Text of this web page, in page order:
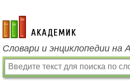
academic.ru
Словари и энциклопедии на